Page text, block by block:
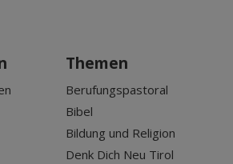
Themen
Berufungspastoral
Bibel
Bildung und Religion
Denk Dich Neu Tirol